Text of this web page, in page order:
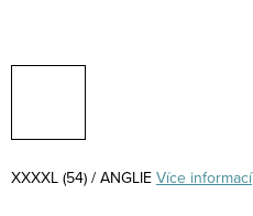
XXXXL (54) / ANGLIE Více informací